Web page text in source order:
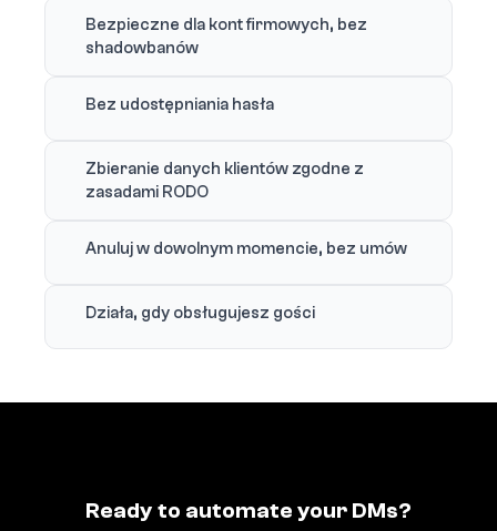
Bezpieczne dla kont firmowych, bez
shadowbanów
Bez udostępniania hasła
Zbieranie danych klientów zgodne z
zasadami RODO
Anuluj w dowolnym momencie, bez umów
Działa, gdy obsługujesz gości
Ready to automate your DMs?